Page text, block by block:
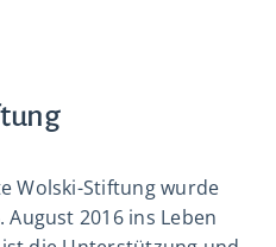
Wolski-Stiftung wurde
2016 ins Leben